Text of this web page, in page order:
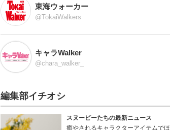
東海ウォーカー
@TokaiWalkers
キャラWalker
@chara_walker_
編集部イチオシ
スヌーピーたちの最新ニュース
癒やされるキャラクターアイテムでほ